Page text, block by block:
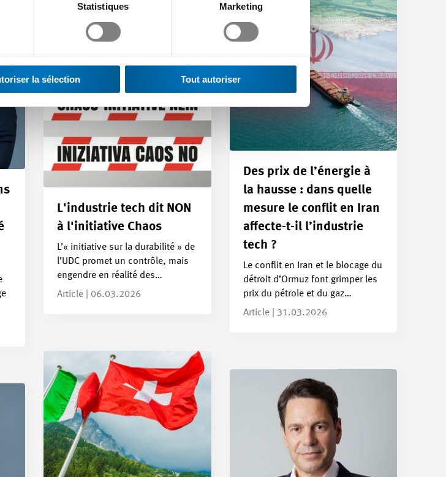
Statistiques Marketing
la sélection Tout autoriser
Des prix de l’énergie à
la hausse : dans quelle
mesure le conflit en Iran
affecte-t-il l’industrie
tech ?
Le conflit en Iran et le blocage du
détroit d’Ormuz font grimper les
prix du pétrole et du gaz…
Article | 31.03.2026
L'industrie tech dit NON
à l'initiative Chaos
L’« initiative sur la durabilité » de
l’UDC promet un contrôle, mais
engendre en réalité des…
Article | 06.03.2026